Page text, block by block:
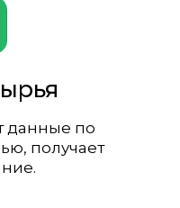
данные по
получает